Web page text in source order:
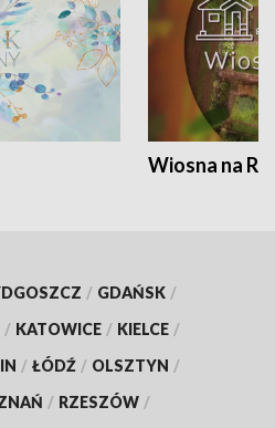
Wiosna na
/ GDAŃSK /
/ KATOWICE / KIELCE /
/ ŁÓDŹ / OLSZTYN /
/ RZESZÓW /